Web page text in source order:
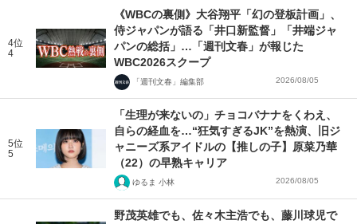
4位
4
《WBCの裏側》大谷翔平「幻の登板計画」、
侍ジャパンが語る「井口新監督」「井端ジャ
パンの総括」…「週刊文春」が報じた
WBC2026スクープ
「週刊文春」編集部 2026/08/05
5位
5
「生理が来ないの」チョコバナナをくわえ、
自らの経血を…“狂気すぎるJK”を熱演、旧ジ
ャニーズ系アイドルの【推しの子】原菜乃華
（22）の早熟キャリア
ゆるま 小林 2026/08/05
野茂英雄でも、佐々木主浩でも、藤川球児で